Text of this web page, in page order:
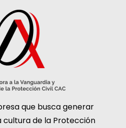
que busca generar
cultura de la Protección